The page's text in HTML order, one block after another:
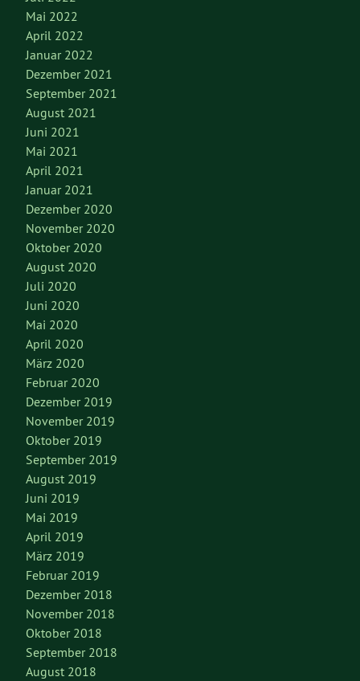
Mai 2022
April 2022
Januar 2022
Dezember 2021
September 2021
August 2021
Juni 2021
Mai 2021
April 2021
Januar 2021
Dezember 2020
November 2020
Oktober 2020
August 2020
Juli 2020
Juni 2020
Mai 2020
April 2020
März 2020
Februar 2020
Dezember 2019
November 2019
Oktober 2019
September 2019
August 2019
Juni 2019
Mai 2019
April 2019
März 2019
Februar 2019
Dezember 2018
November 2018
Oktober 2018
September 2018
August 2018